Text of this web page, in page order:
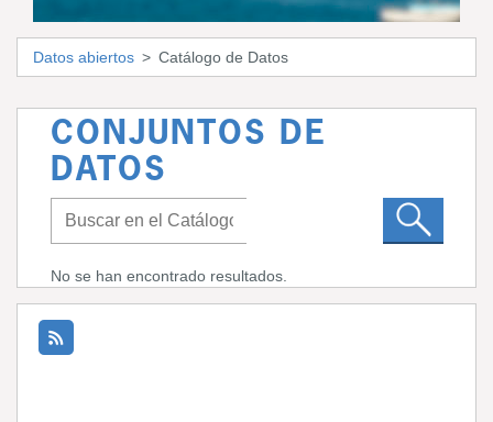
Datos abiertos Catálogo de Datos
CONJUNTOS DE
DATOS
No se han encontrado resultados.